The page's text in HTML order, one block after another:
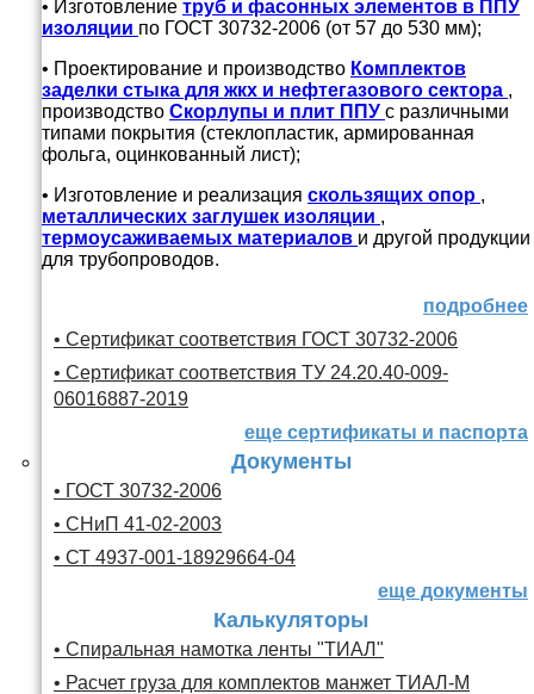
• Изготовление труб и фасонных элементов в ППУ
изоляции по ГОСТ 30732-2006 (от 57 до 530 мм);
• Проектирование и производство Комплектов
заделки стыка для жкх и нефтегазового сектора ,
производство Скорлупы и плит ППУ с различными
типами покрытия (стеклопластик, армированная
фольга, оцинкованный лист);
• Изготовление и реализация скользящих опор ,
металлических заглушек изоляции ,
термоусаживаемых материалов и другой продукции
для трубопроводов.
подробнее
• Сертификат соответствия ГОСТ 30732-2006
• Сертификат соответствия ТУ 24.20.40-009-
06016887-2019
еще сертификаты и паспорта
Документы
• ГОСТ 30732-2006
• СНиП 41-02-2003
• СТ 4937-001-18929664-04
еще документы
Калькуляторы
• Спиральная намотка ленты "ТИАЛ"
• Расчет груза для комплектов манжет ТИАЛ-М